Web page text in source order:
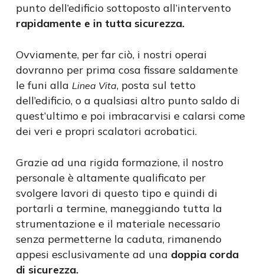
punto dell’edificio sottoposto all’intervento
rapidamente e in tutta sicurezza.
Ovviamente, per far ciò, i nostri operai
dovranno per prima cosa fissare saldamente
le funi alla Linea Vita, posta sul tetto
dell’edificio, o a qualsiasi altro punto saldo di
quest’ultimo e poi imbracarvisi e calarsi come
dei veri e propri scalatori acrobatici.
Grazie ad una rigida formazione, il nostro
personale è altamente qualificato per
svolgere lavori di questo tipo e quindi di
portarli a termine, maneggiando tutta la
strumentazione e il materiale necessario
senza permetterne la caduta, rimanendo
appesi esclusivamente ad una doppia corda
di sicurezza.